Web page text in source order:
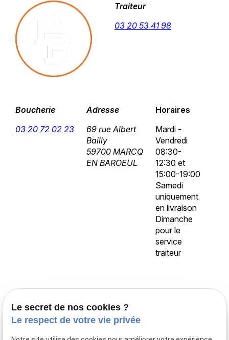
Traiteur
03 20 53 41 98
Boucherie
03 20 72 02 23
Adresse
69 rue Albert
Bailly
59700 MARCQ
EN BAROEUL
Horaires
Mardi -
Vendredi
08:30-
12:30 et
15:00-19:00
Samedi
uniquement
en livraison
Dimanche
pour le
service
traiteur
Accueil
Traiteur Delecroix
Boissons professionnels
Le secret de nos cookies ?
Le respect de votre vie privée